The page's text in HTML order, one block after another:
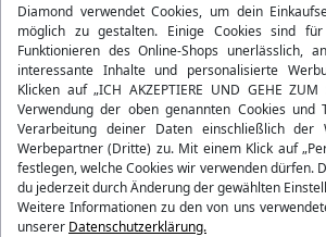
Produktdetails
Bewertungen
Versandmethoden
Diamond verwendet Cookies, um dein
möglich zu gestalten. Einige Cookies sind
Funktionieren des Online-Shops unerlässlich,
interessante Inhalte und personalisierte
Klicken auf „ICH AKZEPTIERE UND GEHE
Verwendung der oben genannten Cookies und
Verarbeitung deiner Daten einschließlich der
Werbepartner (Dritte) zu. Mit einem Klick auf
festlegen, welche Cookies wir verwenden dürfen.
du jederzeit durch Änderung der gewählten
Weitere Informationen zu den von uns
unserer Datenschutzerklärung.